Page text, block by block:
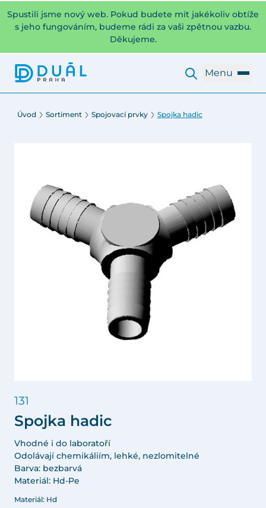
Spustili jsme nový web. Pokud budete mít jakékoliv obtíže
s jeho fungováním, budeme rádi za vaši zpětnou vazbu.
Děkujeme.
Menu
Úvod Sortiment Spojovací prvky Spojka hadic
131
Spojka hadic
Vhodné i do laboratoří
Odolávají chemikáliím, lehké, nezlomitelné
Barva: bezbarvá
Materiál: Hd-Pe
Materiál: Hd